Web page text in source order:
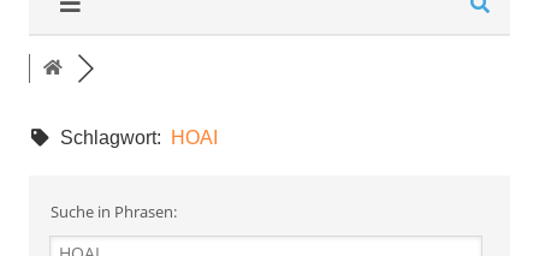
Schlagwort: HOAI
Suche in Phrasen: